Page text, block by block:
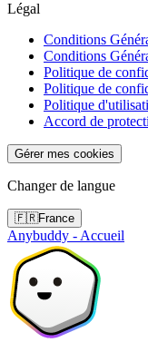
Légal
Conditions
Conditions
Politique de
Politique de
Politique
Accord de
Gérer mes cookies
Changer de langue
🇫🇷France
Anybuddy - Accueil